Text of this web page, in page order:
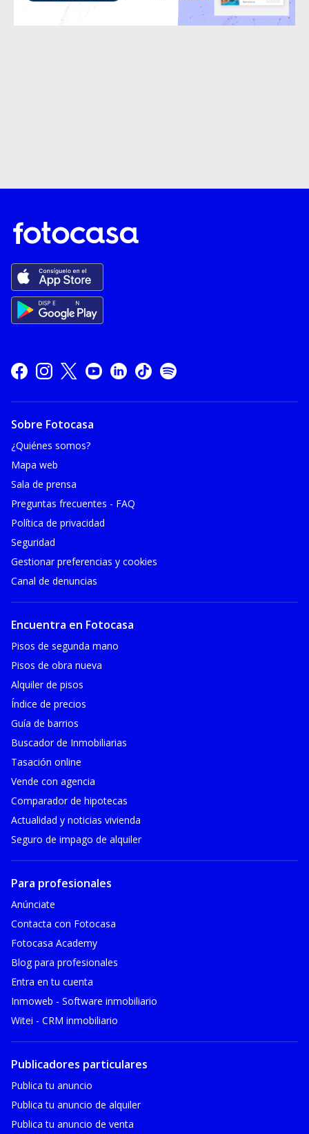
Sobre Fotocasa
¿Quiénes somos?
Mapa web
Sala de prensa
Preguntas frecuentes - FAQ
Política de privacidad
Seguridad
Gestionar preferencias y cookies
Canal de denuncias
Encuentra en Fotocasa
Pisos de segunda mano
Pisos de obra nueva
Alquiler de pisos
Índice de precios
Guía de barrios
Buscador de Inmobiliarias
Tasación online
Vende con agencia
Comparador de hipotecas
Actualidad y noticias vivienda
Seguro de impago de alquiler
Para profesionales
Anúnciate
Contacta con Fotocasa
Fotocasa Academy
Blog para profesionales
Entra en tu cuenta
Inmoweb - Software inmobiliario
Witei - CRM inmobiliario
Publicadores particulares
Publica tu anuncio
Publica tu anuncio de alquiler
Publica tu anuncio de venta